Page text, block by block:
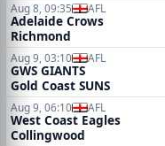
Aug 8, 09:35 AFL
Adelaide Crows
Richmond
Aug 9, 03:10 AFL
GWS GIANTS
Gold Coast SUNS
Aug 9, 06:10 AFL
West Coast Eagles
Collingwood